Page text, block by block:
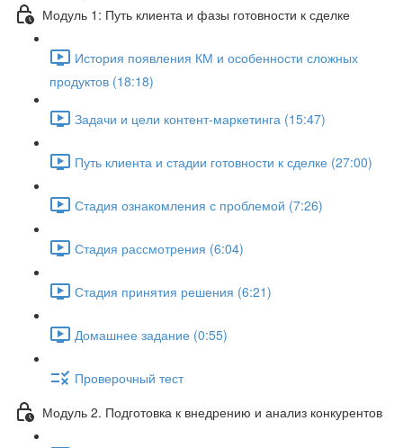
Модуль 1: Путь клиента и фазы готовности к сделке
История появления КМ и особенности сложных
продуктов (18:18)
Задачи и цели контент-маркетинга (15:47)
Путь клиента и стадии готовности к сделке (27:00)
Стадия ознакомления с проблемой (7:26)
Стадия рассмотрения (6:04)
Стадия принятия решения (6:21)
Домашнее задание (0:55)
Проверочный тест
Модуль 2. Подготовка к внедрению и анализ конкурентов